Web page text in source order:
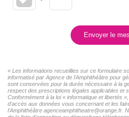
Envoyer le
« Les informations recueillies sur ce formulaire
informatisé par Agence de l'Amphithéâtre pour
sont conservées pour la durée nécessaire à la
respect des prescriptions légales applicables et
Conformément à la loi « informatique et libertés
d'accès aux données vous concernant et les
l'Amphithéâtre agenceamphitheatre@orange.fr.